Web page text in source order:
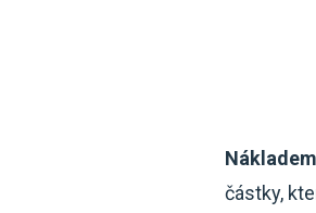
Nákladem
částky,